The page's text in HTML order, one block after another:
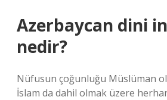
Azerbaycan dini
nedir?
Nüfusun çoğunluğu Müslüman
İslam da dahil olmak üzere